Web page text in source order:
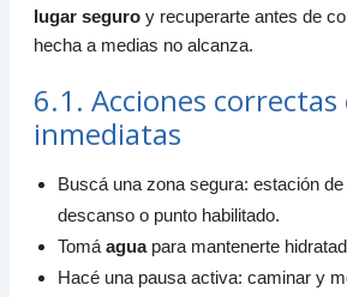
lugar seguroy recuperarte antes de
hecha a medias no alcanza.
6.1. Acciones correctas
inmediatas
Buscá una zona segura: estación
descanso o punto habilitado.
Tomá aguapara mantenerte
Hacé una pausa activa: caminar y